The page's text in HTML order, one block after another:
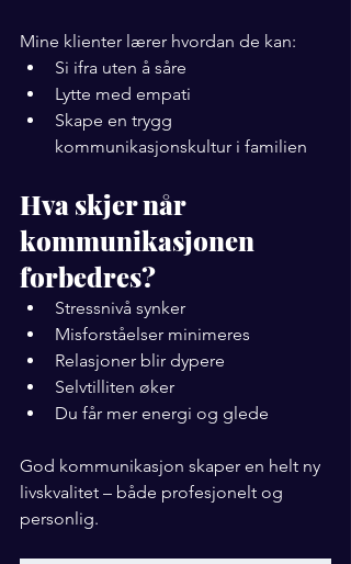
Mine klienter lærer hvordan de kan:
Si ifra uten å såre
Lytte med empati
Skape en trygg
kommunikasjonskultur i familien
Hva skjer når
kommunikasjonen
forbedres?
Stressnivå synker
Misforståelser minimeres
Relasjoner blir dypere
Selvtilliten øker
Du får mer energi og glede
God kommunikasjon skaper en helt ny
livskvalitet – både profesjonelt og
personlig.